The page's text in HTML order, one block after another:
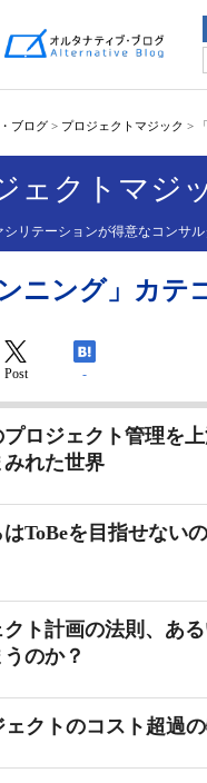
ブログ > プロジェクトマジック >
ェクトマジ
シリテーションが得意なコンサ
ンニング」カテ
Post -
ロジェクト管理を
れた世界
ToBeを目指せない
ト計画の法則、あ
のか？
クトのコスト超過